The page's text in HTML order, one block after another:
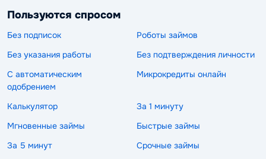
Пользуются спросом
Без подписок
Роботы займов
Без указания работы
Без подтверждения личности
С автоматическим
одобрением
Микрокредиты онлайн
Калькулятор
За 1 минуту
Мгновенные займы
Быстрые займы
За 5 минут
Срочные займы